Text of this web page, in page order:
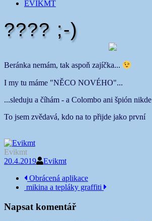
EVIKMT
???? ​​​​​​​;-)
Beránka nemám, tak aspoň zajíčka...
I my tu máme "NĚCO NOVÉHO"...
...sleduju a číhám - a Colombo ani špión nikde
To jsem zvědavá, kdo na to přijde jako první ​​​​​
Evikmt
20.4.2019
Evikmt
Navigace
příspěvku
Obrácená aplikace
mikina a tepláky graffiti
Napsat komentář